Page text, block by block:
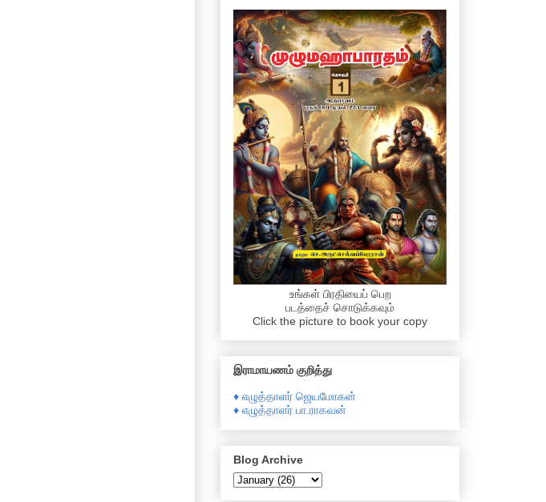
உங்கள் பிரதியைப் பெற
படத்தைச் சொடுக்கவும்
Click the picture to book your copy
இராமாயணம் குறித்து
♦ எழுத்தாளர் ஜெயமோகன்
♦ எழுத்தாளர் பா.ராகவன்
Blog Archive